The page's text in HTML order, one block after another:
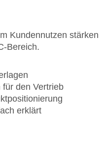
Kundennutzen stärken
Bereich.
den Vertrieb
erklärt